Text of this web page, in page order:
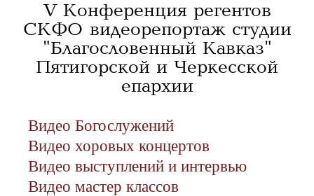
V Конференция регентов
СКФО видеорепортаж студии
"Благословенный Кавказ"
Пятигорской и Черкесской
епархии
Видео Богослужений
Видео хоровых концертов
Видео выступлений и интервью
Видео мастер классов